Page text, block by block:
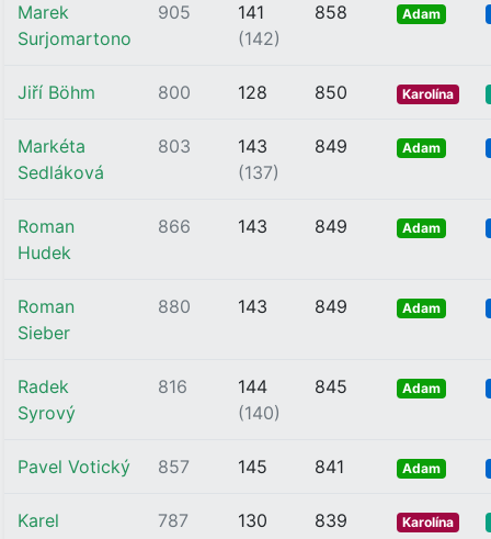
Marek
Surjomartono
905
141
(142)
858 Adam
Jiří Böhm 800 128 850 Karolína
Markéta
Sedláková
803
143
(137)
849 Adam
Roman
Hudek
866 143 849 Adam
Roman
Sieber
880 143 849 Adam
Radek
Syrový
816
144
(140)
845 Adam
Pavel Votický 857 145 841 Adam
Karel
787 130 839 Karolína